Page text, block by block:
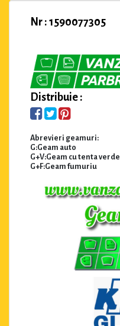
Nr : 1590077305
Distribuie :
Abrevieri geamuri:
G:Geam auto
G+V:Geam cu tenta verde
G+F:Geam fumuriu